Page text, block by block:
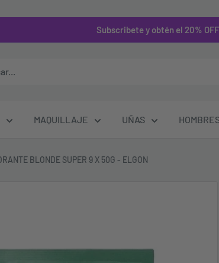
Subscribete y obtén el 20%
MAQUILLAJE UÑAS
BLONDE SUPER 9 X 50G - ELGON